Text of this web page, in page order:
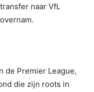
naar VfL
de Premier League,
die zijn roots in